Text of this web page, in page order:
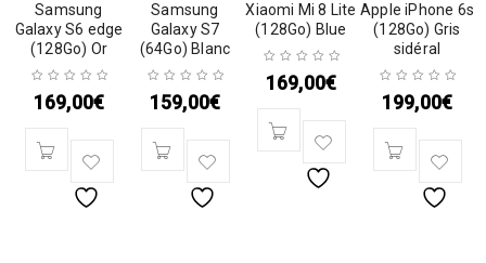
Samsung
Galaxy S6 edge
(128Go) Or
169,00€
Samsung
Galaxy S7
(64Go) Blanc
159,00€
Xiaomi Mi 8 Lite
(128Go) Blue
169,00€
Apple iPhone 6s
(128Go) Gris
sidéral
199,00€